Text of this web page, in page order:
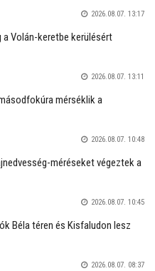
2026.08.07. 13:17
Volán-keretbe kerülésért
2026.08.07. 13:11
mérséklik a
2026.08.07. 10:48
méréseket végeztek a
2026.08.07. 10:45
Béla téren és Kisfaludon lesz
2026.08.07. 08:37